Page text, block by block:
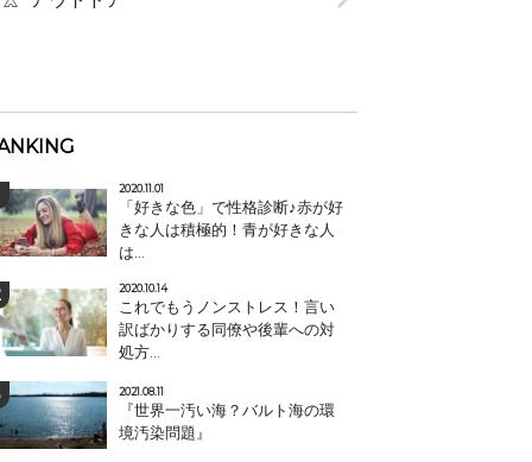
2020.11.01
「好きな色」で性格診断♪赤が好
きな人は積極的！青が好きな人
は...
2020.10.14
これでもうノンストレス！言い
訳ばかりする同僚や後輩への対
処方...
2021.08.11
『世界一汚い海？バルト海の環
境汚染問題』